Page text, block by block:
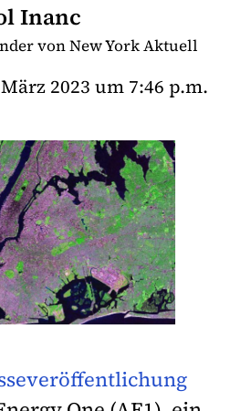
Inanc
von New York Aktuell
2023 um 7:46 p.m.